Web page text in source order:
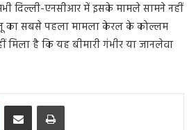
दिल्ली-एनसीआर में इसके मामले सामने नहीं
फ्लू का सबसे पहला मामला केरल के कोल्लम
है कि यह बीमारी गंभीर या जानलेवा
Share via Email Print